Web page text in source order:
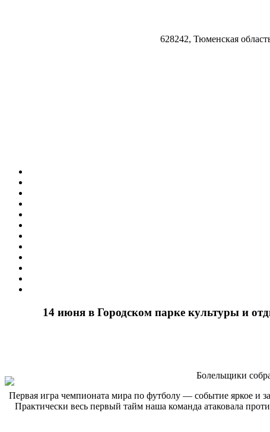
628242, Тюменская
14 июня в Городском парке культуры и
Болельщики
Первая игра чемпионата мира по футболу — событие яркое и
Практически весь первый тайм наша команда атаковала